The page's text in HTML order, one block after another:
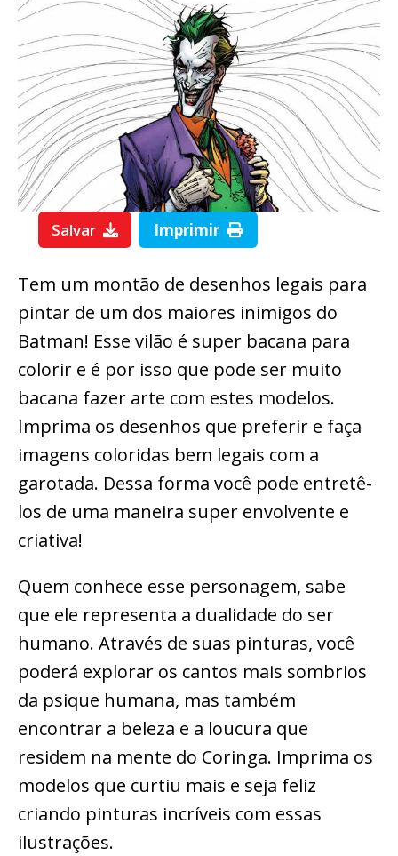
Salvar Imprimir
Tem um montão de desenhos legais para
pintar de um dos maiores inimigos do
Batman! Esse vilão é super bacana para
colorir e é por isso que pode ser muito
bacana fazer arte com estes modelos.
Imprima os desenhos que preferir e faça
imagens coloridas bem legais com a
garotada. Dessa forma você pode entretê-
los de uma maneira super envolvente e
criativa!
Quem conhece esse personagem, sabe
que ele representa a dualidade do ser
humano. Através de suas pinturas, você
poderá explorar os cantos mais sombrios
da psique humana, mas também
encontrar a beleza e a loucura que
residem na mente do Coringa. Imprima os
modelos que curtiu mais e seja feliz
criando pinturas incríveis com essas
ilustrações.